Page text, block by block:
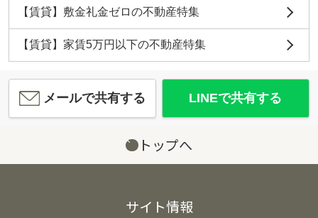
【賃貸】敷金礼金ゼロの不動産特集
【賃貸】家賃5万円以下の不動産特集
メールで共有する LINEで共有する
トップへ
サイト情報